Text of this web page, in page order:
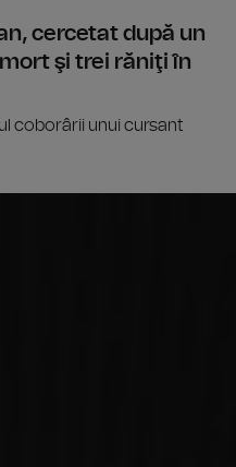
cercetat după un
şi trei răniţi în
coborârii unui cursant